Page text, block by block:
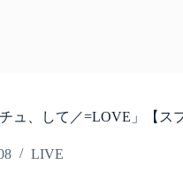
ュ、して／=LOVE」【ス
LIVE